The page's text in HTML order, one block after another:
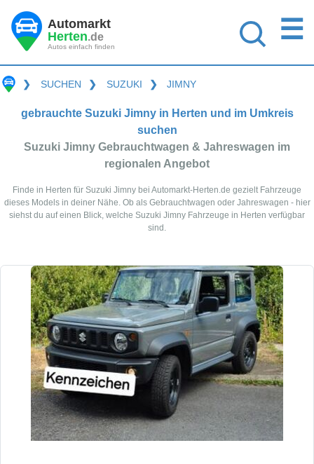
Automarkt
Herten.de
Autos einfach finden
☰
❯ SUCHEN ❯ SUZUKI ❯ JIMNY
gebrauchte Suzuki Jimny in Herten und im Umkreis
suchen
Suzuki Jimny Gebrauchtwagen & Jahreswagen im
regionalen Angebot
Finde in Herten für Suzuki Jimny bei Automarkt-Herten.de gezielt Fahrzeuge
dieses Models in deiner Nähe. Ob als Gebrauchtwagen oder Jahreswagen - hier
siehst du auf einen Blick, welche Suzuki Jimny Fahrzeuge in Herten verfügbar
sind.